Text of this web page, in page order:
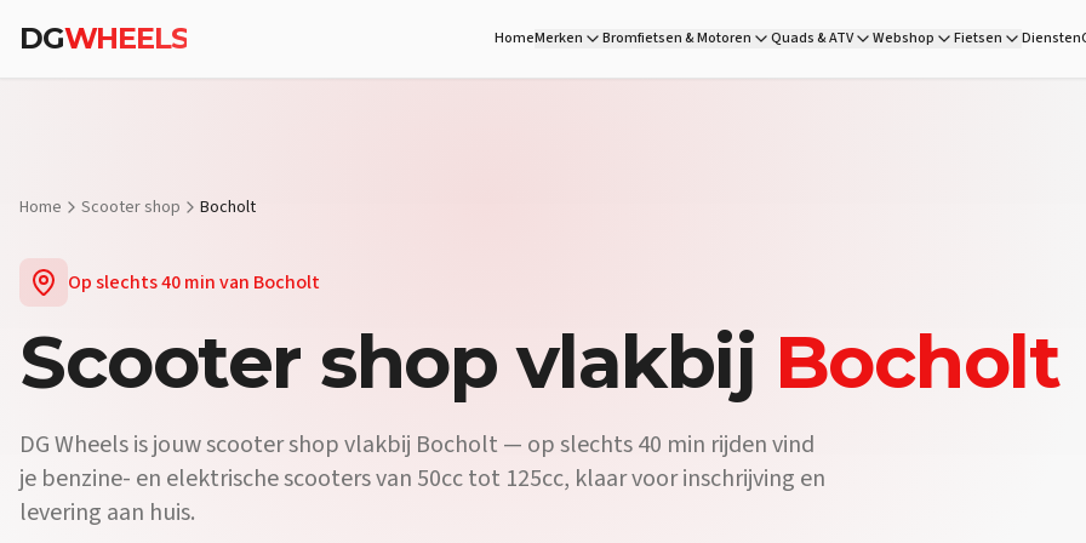
Vraag:Is er een scooterdealer in de buurt van Bocholt? Antwoord:Ja, DG Wheels is de officiële scooterdealer vlakbij Bocholt. Op
DGWHEELS HomeMerken Bromfietsen & Motoren Quads & ATV Webshop Fietsen Diensten
Home Scooter shop Bocholt
Op slechts40 minvan Bocholt
Scooter shop vlakbij Bocholt
DG Wheels is jouw scooter shop vlakbij Bocholt — op slechts 40 min rijden vind
je benzine- en elektrische scooters van 50cc tot 125cc, klaar voor inschrijving en
levering aan huis.